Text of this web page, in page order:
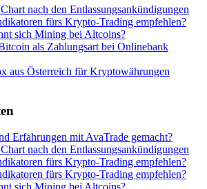
nach den Entlassungsankündigungen
fürs Krypto-Trading empfehlen?
sich Mining bei Altcoins?
als Zahlungsart bei Onlinebank
aus Österreich für Kryptowährungen
Erfahrungen mit AvaTrade gemacht?
nach den Entlassungsankündigungen
fürs Krypto-Trading empfehlen?
fürs Krypto-Trading empfehlen?